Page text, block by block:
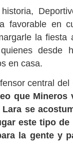
favorable en
la fiesta
desde
en casa.
central
que Mineros
se
este tipo
la gente y